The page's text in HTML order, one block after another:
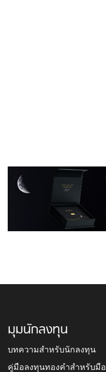
มุมนักลงทุน
บทความสำหรับนักลงทุน
คู่มือลงทุนทองคำสำหรับมือ